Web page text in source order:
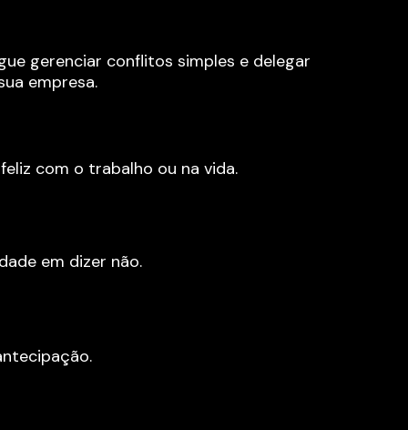
gerenciar conflitos simples e delegar
empresa.
com o trabalho ou na vida.
em dizer não.